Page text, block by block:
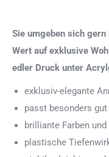
Sie umgeben sich
Wert auf exklusive
edler Druck unter
exklusiv-elegante
passt besonders
brilliante Farben
plastische